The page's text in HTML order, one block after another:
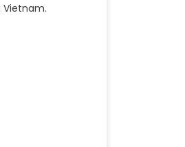
Vietnam.